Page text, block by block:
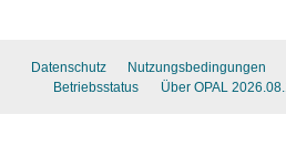
Datenschutz Nutzungsbedingungen
Betriebsstatus
Über OPAL